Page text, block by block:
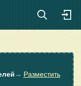
→ Разместить